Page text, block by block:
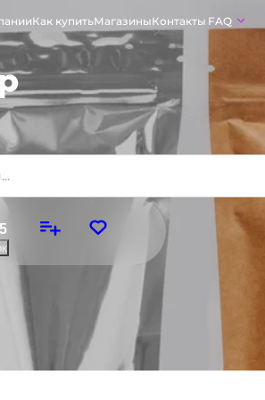
Как купитьМагазиныКонтакты FAQ